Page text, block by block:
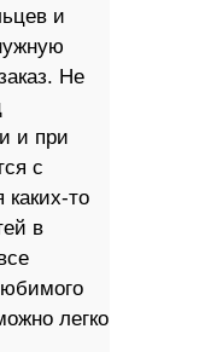
и
Не
и при
с
каких-то
в
легко